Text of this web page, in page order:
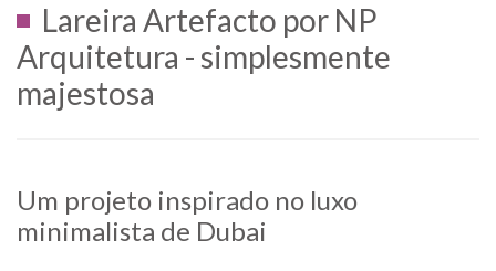
Lareira Artefacto por NP
Arquitetura - simplesmente
majestosa
Um projeto inspirado no luxo
minimalista de Dubai